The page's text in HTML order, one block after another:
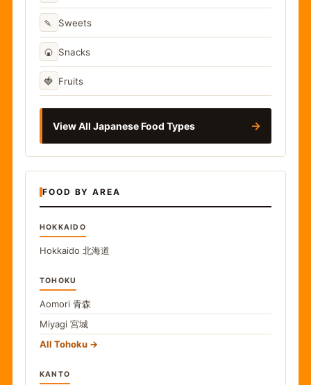
🍡 Sweets
🍘 Snacks
🍓 Fruits
View All Japanese Food Types →
FOOD BY AREA
HOKKAIDO
Hokkaido 北海道
TOHOKU
Aomori 青森
Miyagi 宮城
All Tohoku
KANTO